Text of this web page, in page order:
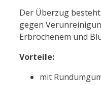
Der Überzug
gegen
Erbrochenem und
Vorteile:
mit